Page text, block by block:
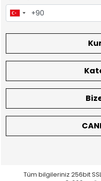
Tüm bilgileriniz 256bit